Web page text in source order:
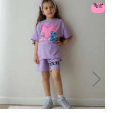
%12